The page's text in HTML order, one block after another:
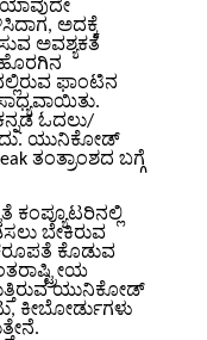
ಅದಕ್ಕೆ
ಅವಶ್ಯಕತೆ
ಹೊರಗಿನ
ಫಾಂಟಿನ
ಓದಲು/
ಯುನಿಕೋಡ್
ತಂತ್ರಾಂಶದ ಬಗ್ಗೆ
ಬೇಕಿರುವ
ಕೊಡುವ
ಯುನಿಕೋಡ್
ಕೀಬೋರ್ಡುಗಳು